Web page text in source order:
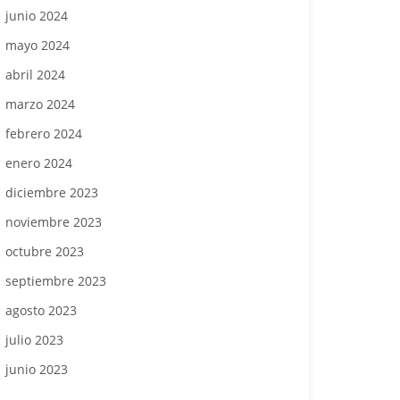
junio 2024
mayo 2024
abril 2024
marzo 2024
febrero 2024
enero 2024
diciembre 2023
noviembre 2023
octubre 2023
septiembre 2023
agosto 2023
julio 2023
junio 2023